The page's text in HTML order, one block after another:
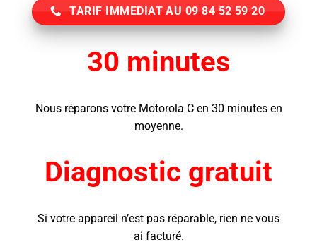
TARIF IMMEDIAT AU 09 84 52 59 20
30 minutes
Nous réparons votre Motorola C en 30 minutes en
moyenne.
Diagnostic gratuit
Si votre appareil n’est pas réparable, rien ne vous
ai facturé.